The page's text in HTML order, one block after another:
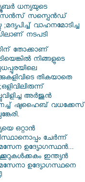
ധന്യയുടെ
സസ്പെൻഡ്
;മദ്യപിച്ച് വാഹനമോടിച്ച
നടപടി
തോക്കാണ്
നിങ്ങളുടെ
തികയാതെ
അർജുൻ
ഷുഹൈബ് വധക്കേസ്
ഒറ്റാൻ
ചേർന്ന്
ഉദ്യോ​ഗസ്ഥൻ...
ഇന്ത്യൻ
ഉദ്യോഗസ്ഥനെ